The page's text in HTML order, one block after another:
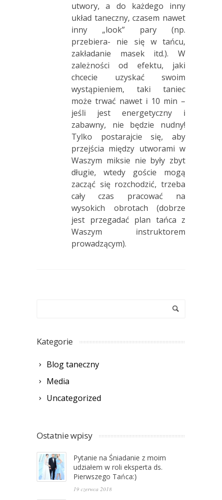
utwory, a do każdego inny
układ taneczny, czasem nawet
inny „look” pary (np.
przebiera- nie się w tańcu,
zakładanie masek itd.). W
zależności od efektu, jaki
chcecie uzyskać swoim
wystąpieniem, taki taniec
może trwać nawet i 10 min –
jeśli jest energetyczny i
zabawny, nie będzie nudny!
Tylko postarajcie się, aby
przejścia między utworami w
Waszym miksie nie były zbyt
długie, wtedy goście mogą
zacząć się rozchodzić, trzeba
cały czas pracować na
wysokich obrotach (dobrze
jest przegadać plan tańca z
Waszym instruktorem
prowadzącym).
Kategorie
Blog taneczny
Media
Uncategorized
Ostatnie wpisy
Pytanie na Śniadanie z moim
udziałem w roli eksperta ds.
Pierwszego Tańca:)
19 czerwca 2018